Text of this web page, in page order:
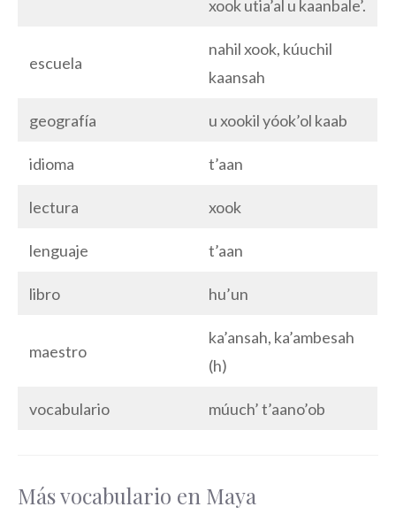
xook utia’al u kaanbale’.
escuela
nahil xook, kúuchil
kaansah
geografía u xookil yóok’ol kaab
idioma t’aan
lectura xook
lenguaje t’aan
libro hu’un
maestro
ka’ansah, ka’ambesah
(h)
vocabulario múuch’ t’aano’ob
Más vocabulario en Maya